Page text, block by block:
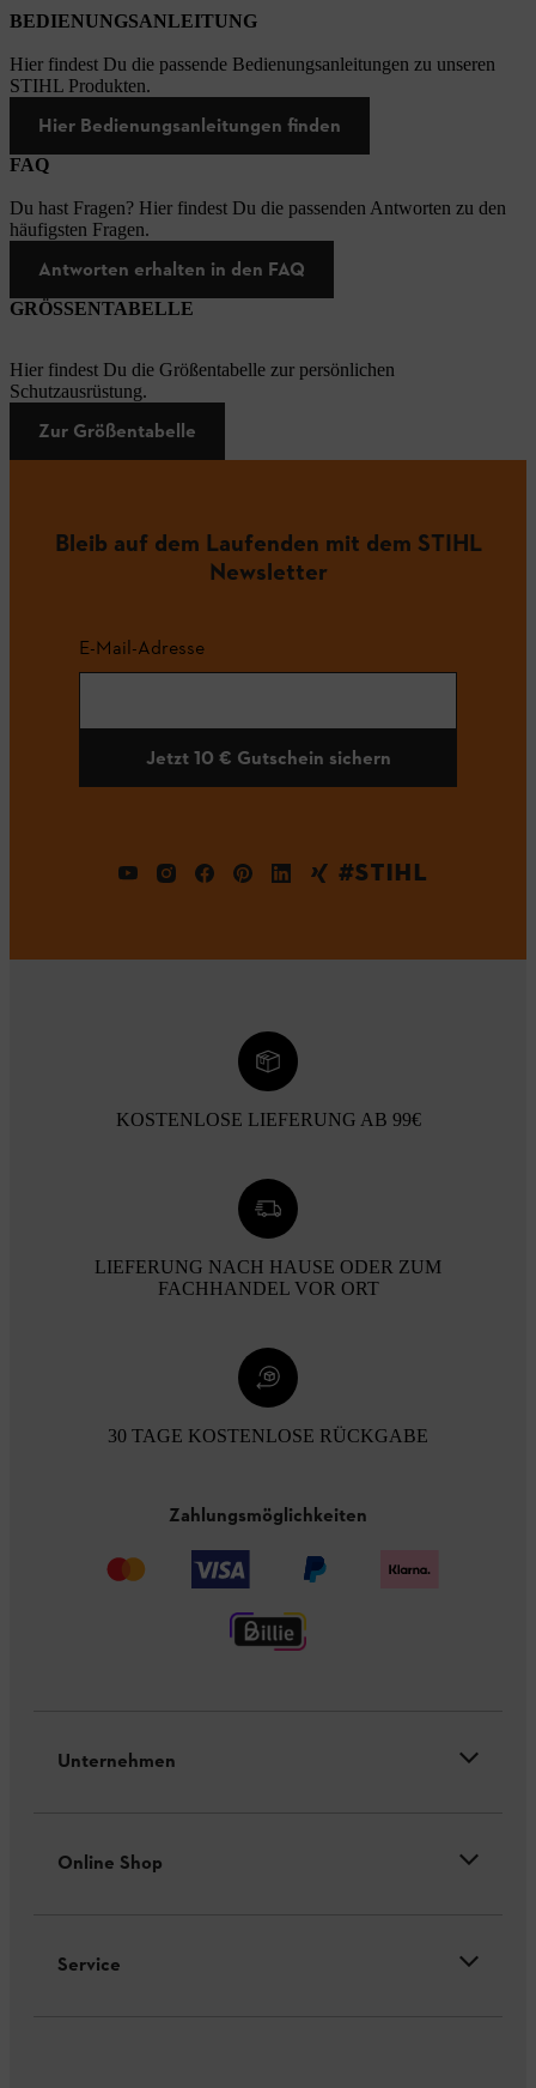
BEDIENUNGSANLEITUNG
Hier findest Du die passende Bedienungsanleitungen zu unseren
STIHL Produkten.
Hier Bedienungsanleitungen finden
FAQ
Du hast Fragen? Hier findest Du die passenden Antworten zu den
häufigsten Fragen.
Antworten erhalten in den FAQ
GRÖSSENTABELLE
Hier findest Du die Größentabelle zur persönlichen
Schutzausrüstung.
Zur Größentabelle
Bleib auf dem Laufenden mit dem STIHL
Newsletter
E-Mail-Adresse
Jetzt 10 € Gutschein sichern
#STIHL
KOSTENLOSE LIEFERUNG AB 99€
LIEFERUNG NACH HAUSE ODER ZUM
FACHHANDEL VOR ORT
30 TAGE KOSTENLOSE RÜCKGABE
Zahlungsmöglichkeiten
Unternehmen
Online Shop
Service